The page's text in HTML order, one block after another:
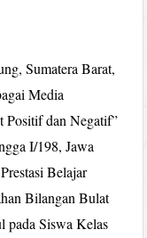
Sumatera Barat,
Media
Positif dan Negatif”
I/198, Jawa
Belajar
Bilangan Bulat
pada Siswa Kelas